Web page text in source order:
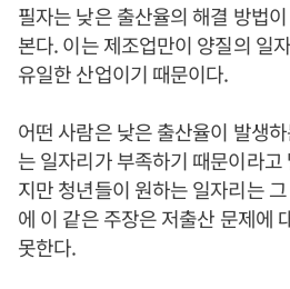
필자는 낮은 출산율의 해결 방법
본다. 이는 제조업만이 양질의 일
유일한 산업이기 때문이다.
어떤 사람은 낮은 출산율이 발생
는 일자리가 부족하기 때문이라
지만 청년들이 원하는 일자리는
에 이 같은 주장은 저출산 문제에
못한다.